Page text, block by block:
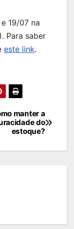
19/07 na
Para saber
este link.
manter a
do
estoque?